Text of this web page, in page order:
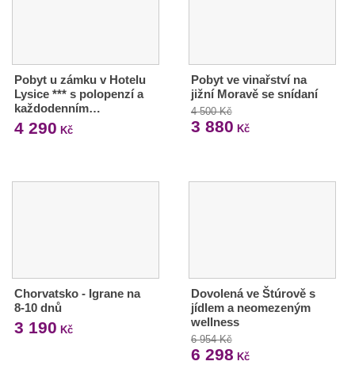
Pobyt u zámku v Hotelu
Lysice *** s polopenzí a
každodenním…
4 290 Kč
Pobyt ve vinařství na
jižní Moravě se snídaní
4 500 Kč
3 880 Kč
Chorvatsko - Igrane na
8-10 dnů
3 190 Kč
Dovolená ve Štúrově s
jídlem a neomezeným
wellness
6 954 Kč
6 298 Kč